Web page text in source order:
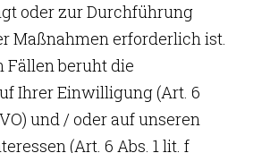
oder zur Durchführung
Maßnahmen erforderlich ist.
Fällen beruht die
Ihrer Einwilligung (Art. 6
und / oder auf unseren
(Art. 6 Abs. 1 lit. f